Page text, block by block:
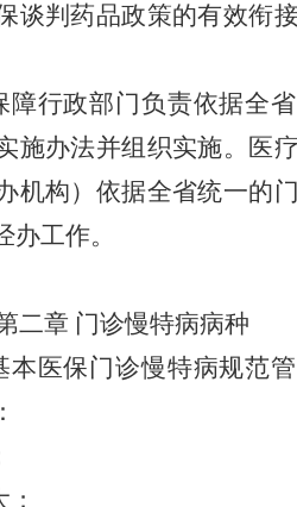
谈判药品政策的有效衔
障行政部门负责依据全
施办法并组织实施。医
机构）依据全省统一的
工作。
二章 门诊慢特病病种
本医保门诊慢特病规范